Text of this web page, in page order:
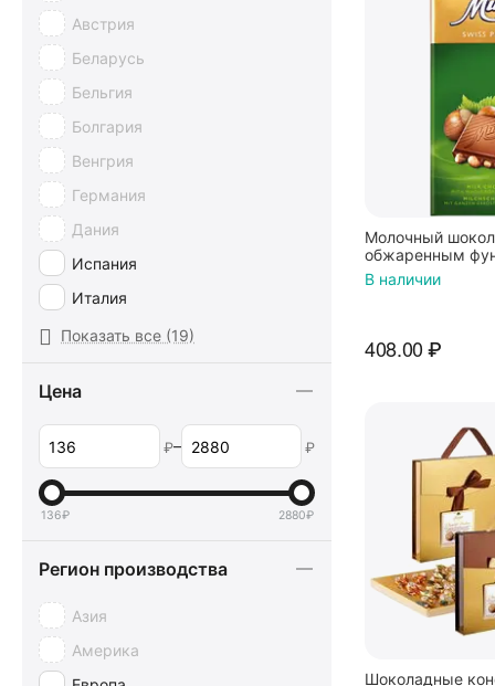
Молочный
обжаренным
В наличии
408.00₽
Шоколадные
Baltyk
Belfine
CACHET
Cadbury
Cailler
Camille Bloch
Chokocat. Вкусные подарки
DOVE
Galaxy
GUYLIAN
Hamlet
Австрия
Беларусь
Бельгия
Болгария
Венгрия
Германия
Дания
Испания
Италия
Нидерланды
Россия
Турция
Чехия
Показать все (19)
Цена
₽– ₽
136₽ 2880₽
Регион производства
Азия
Америка